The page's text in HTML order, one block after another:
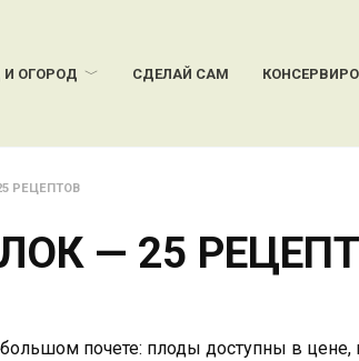
И ОГОРОД СДЕЛАЙ САМ
РЕЦЕПТОВ
— 25
почете: плоды доступны в цене,